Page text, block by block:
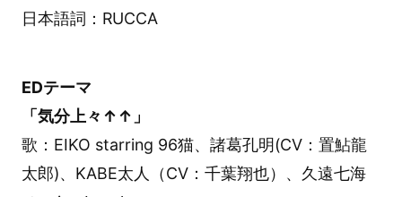
日本語詞：RUCCA
EDテーマ
「気分上々↑↑」
歌：EIKO starring 96猫、諸葛孔明(CV：置鮎龍
太郎)、KABE太人（CV：千葉翔也）、久遠七海